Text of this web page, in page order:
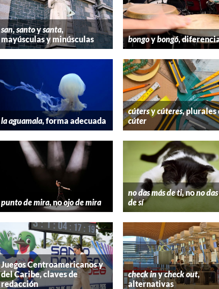
san,santoysanta,
mayúsculas y minúsculas
bongoybongó,
la aguamala, forma adecuada
cútersycúteres, plurales
cúter
punto de mira, noojo de mira
no das más de ti, nono
de sí
Juegos Centroamericanos y
del Caribe, claves de
redacción
check inycheck out,
alternativas